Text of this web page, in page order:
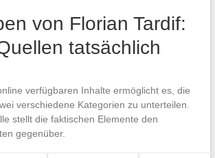
von Florian Tardif:
tatsächlich
verfügbaren Inhalte ermöglicht es, die
verschiedene Kategorien zu unterteilen.
stellt die faktischen Elemente den
gegenüber.